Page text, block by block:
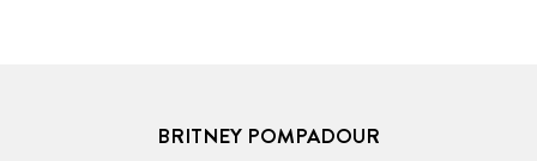
BRITNEY POMPADOUR